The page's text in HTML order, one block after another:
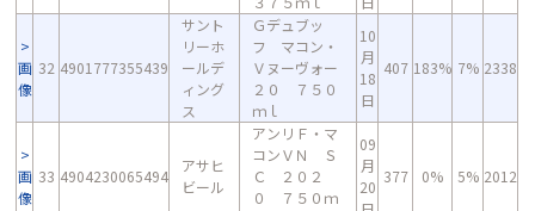
画
像
32 4901777355439
サント
リーホ
ールデ
ィング
ス
Ｇデュブッ
フ マコン・
Ｖヌーヴォー
２０ ７５０
ｍｌ
10
月
18
日
407 183% 7% 2338
画
像
33 4904230065494
アサヒ
ビール
アンリＦ・マ
コンＶＮ Ｓ
Ｃ ２０２
０ ７５０ｍ
09
月
20
377 0% 5% 2012